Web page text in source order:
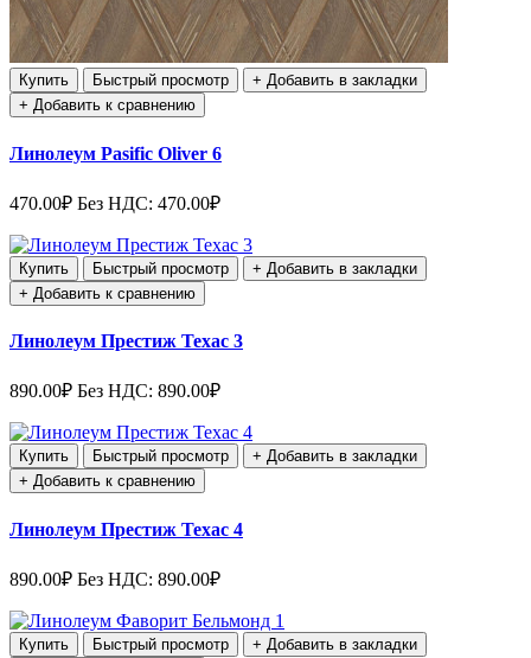
Купить Быстрый просмотр
+ Добавить в закладки
+ Добавить к сравнению
Линолеум Pasific Oliver 6
470.00₽ Без НДС: 470.00₽
Купить Быстрый просмотр
+ Добавить в закладки
+ Добавить к сравнению
Линолеум Престиж Техас 3
890.00₽ Без НДС: 890.00₽
Купить Быстрый просмотр
+ Добавить в закладки
+ Добавить к сравнению
Линолеум Престиж Техас 4
890.00₽ Без НДС: 890.00₽
Купить Быстрый просмотр
+ Добавить в закладки